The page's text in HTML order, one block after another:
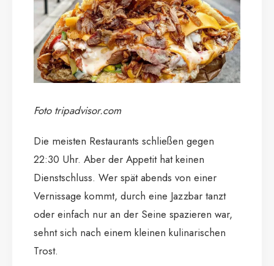
Foto tripadvisor.com
Die meisten Restaurants schließen gegen
22:30 Uhr. Aber der Appetit hat keinen
Dienstschluss. Wer spät abends von einer
Vernissage kommt, durch eine Jazzbar tanzt
oder einfach nur an der Seine spazieren war,
sehnt sich nach einem kleinen kulinarischen
Trost.